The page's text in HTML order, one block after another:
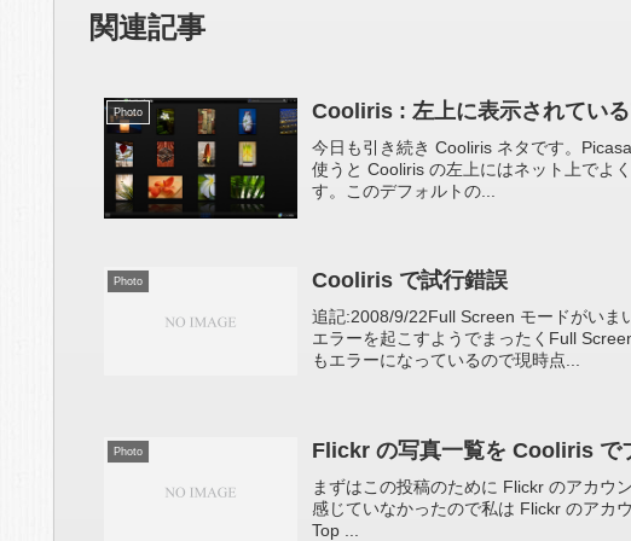
関連記事
Photo Cooliris : 左上に表示されてい
今日も引き続き Cooliris ネタです。
使うと Cooliris の左上にはネット上でよ
す。このデフォルトの...
Photo Cooliris で試行錯誤
追記:2008/9/22Full Screen モードがいま
エラーを起こすようでまったくFull
もエラーになっているので現時点...
Photo Flickr の写真一覧を Cooliris で
まずはこの投稿のために Flickr のアカウ
感じていなかったので私は Flickr のアカ
Top ...